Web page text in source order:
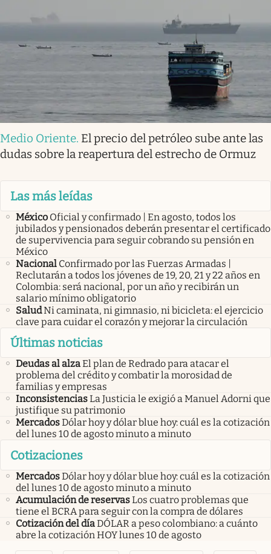
Medio Oriente. El precio del petróleo sube ante las
dudas sobre la reapertura del estrecho de Ormuz
Las más leídas
México Oficial y confirmado | En agosto, todos los
jubilados y pensionados deberán presentar el certificado
de supervivencia para seguir cobrando su pensión en
México
Nacional Confirmado por las Fuerzas Armadas |
Reclutarán a todos los jóvenes de 19, 20, 21 y 22 años en
Colombia: será nacional, por un año y recibirán un
salario mínimo obligatorio
SaludNi caminata, ni gimnasio, ni bicicleta: el ejercicio
clave para cuidar el corazón y mejorar la circulación
Últimas noticias
Deudas al alzaEl plan de Redrado para atacar el
problema del crédito y combatir la morosidad de
familias y empresas
InconsistenciasLa Justicia le exigió a Manuel Adorni que
justifique su patrimonio
MercadosDólar hoy y dólar blue hoy: cuál es la cotización
del lunes 10 de agosto minuto a minuto
Cotizaciones
MercadosDólar hoy y dólar blue hoy: cuál es la cotización
del lunes 10 de agosto minuto a minuto
Acumulación de reservasLos cuatro problemas que
tiene el BCRA para seguir con la compra de dólares
Cotización del díaDÓLAR a peso colombiano: a cuánto
abre la cotización HOY lunes 10 de agosto